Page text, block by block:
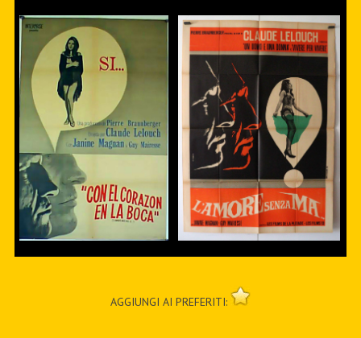
AGGIUNGI AI PREFERITI: